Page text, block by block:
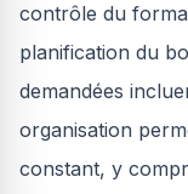
contrôle du
planification du
demandées
organisation
constant, y